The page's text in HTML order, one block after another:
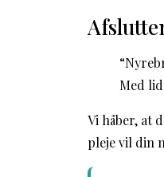
Med
Vi håber, at
pleje vil din